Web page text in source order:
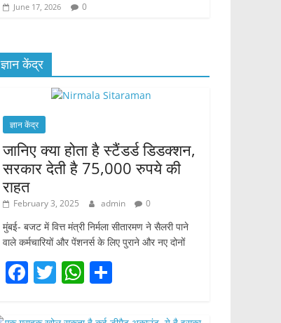
June 17, 2026 0
ज्ञान केंद्र
ज्ञान केंद्र
जानिए क्या होता है स्टैंडर्ड डिडक्शन,
सरकार देती है 75,000 रुपये की
राहत
February 3, 2025 admin 0
मुंबई- बजट में वित्त मंत्री निर्मला सीतारमण ने सैलरी पाने
वाले कर्मचारियों और पेंशनर्स के लिए पुराने और नए दोनों
F T W